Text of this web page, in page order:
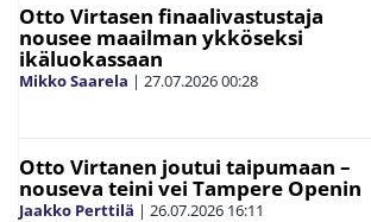
Otto Virtasen finaalivastustaja
nousee maailman ykköseksi
ikäluokassaan
Mikko Saarela | 27.07.202600:28
Otto Virtanen joutui taipumaan –
nouseva teini vei Tampere Openin
Jaakko Perttilä | 26.07.2026 16:11